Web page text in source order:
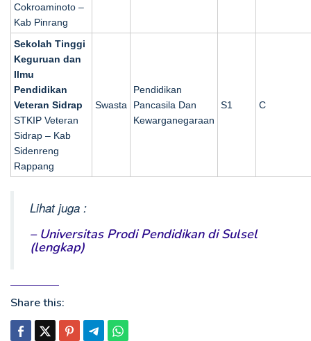
Cokroaminoto –
Kab Pinrang
Sekolah Tinggi
Keguruan dan
Ilmu
Pendidikan
Veteran Sidrap
STKIP Veteran
Sidrap – Kab
Sidenreng
Rappang
Swasta
Pendidikan
Pancasila Dan
Kewarganegaraan
S1 C
Lihat juga :
– Universitas Prodi Pendidikan di Sulsel
(lengkap)
Share this: